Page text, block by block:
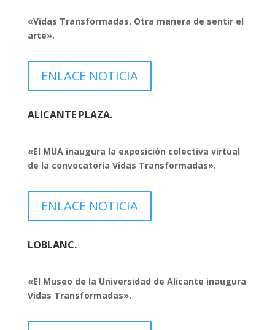
«Vidas Transformadas. Otra manera de sentir el
arte».
ENLACE NOTICIA
ALICANTE PLAZA.
«El MUA inaugura la exposición colectiva virtual
de la convocatoria Vidas Transformadas».
ENLACE NOTICIA
LOBLANC.
«El Museo de la Universidad de Alicante inaugura
Vidas Transformadas».